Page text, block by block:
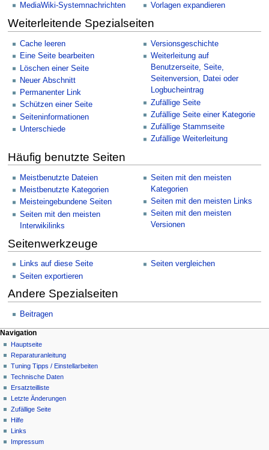
MediaWiki-Systemnachrichten
Vorlagen expandieren
Weiterleitende Spezialseiten
Cache leeren
Eine Seite bearbeiten
Löschen einer Seite
Neuer Abschnitt
Permanenter Link
Schützen einer Seite
Seiteninformationen
Unterschiede
Versionsgeschichte
Weiterleitung auf
Benutzerseite, Seite,
Seitenversion, Datei oder
Logbucheintrag
Zufällige Seite
Zufällige Seite einer Kategorie
Zufällige Stammseite
Zufällige Weiterleitung
Häufig benutzte Seiten
Meistbenutzte Dateien
Meistbenutzte Kategorien
Meisteingebundene Seiten
Seiten mit den meisten
Interwikilinks
Seiten mit den meisten
Kategorien
Seiten mit den meisten Links
Seiten mit den meisten
Versionen
Seitenwerkzeuge
Links auf diese Seite
Seiten exportieren
Seiten vergleichen
Andere Spezialseiten
Beitragen
Navigationsmenü
Seitenaktionen
Spezialseite
Meine Werkzeuge
Anmelden
Benutzerkonto
beantragen
Navigation
Hauptseite
Reparaturanleitung
Tuning Tipps / Einstellarbeiten
Technische Daten
Ersatzteilliste
Letzte Änderungen
Zufällige Seite
Hilfe
Links
Impressum